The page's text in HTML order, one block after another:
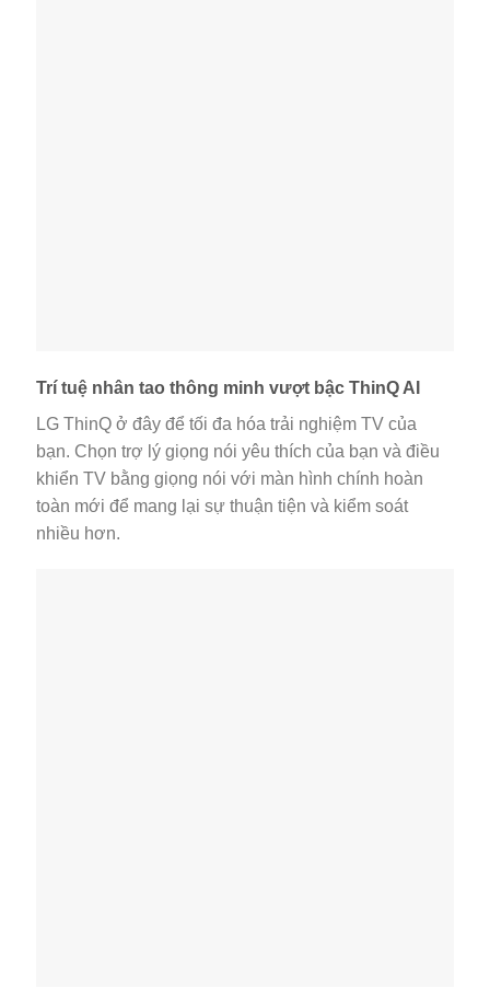
Trí tuệ nhân tao thông minh vượt bậc ThinQ AI
LG ThinQ ở đây để tối đa hóa trải nghiệm TV của
bạn. Chọn trợ lý giọng nói yêu thích của bạn và điều
khiển TV bằng giọng nói với màn hình chính hoàn
toàn mới để mang lại sự thuận tiện và kiểm soát
nhiều hơn.